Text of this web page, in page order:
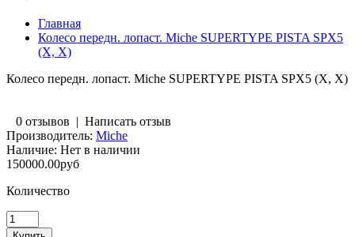
Главная
Колесо передн. лопаст. Miche SUPERTYPE PISTA SPX5
(X, X)
Колесо передн. лопаст. Miche SUPERTYPE PISTA SPX5 (X, X)
0 отзывов | Написать отзыв
Производитель: Miche
Наличие: Нет в наличии
150000.00руб
Количество